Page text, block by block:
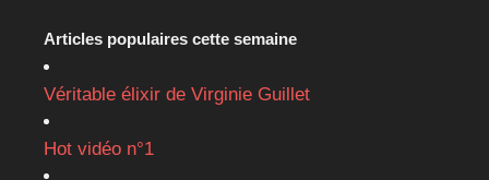
Articles populaires cette semaine
Véritable élixir de Virginie Guillet
Hot vidéo n°1